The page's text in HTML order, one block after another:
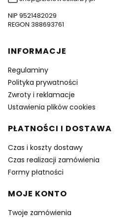
NIP 9521482029
REGON 388693761
Linki w stopce
INFORMACJE
Regulaminy
Polityka prywatności
Zwroty i reklamacje
Ustawienia plików cookies
PŁATNOŚCI I DOSTAWA
Czas i koszty dostawy
Czas realizacji zamówienia
Formy płatności
MOJE KONTO
Twoje zamówienia